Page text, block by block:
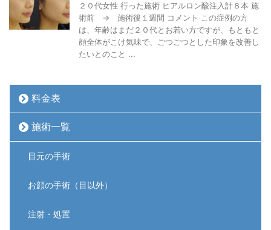
２０代女性 行った施術 ヒアルロン酸注入計８本 施
術前 → 施術後１週間 コメント この症例の方
は、年齢はまだ２０代とお若い方ですが、もともと
顔全体がこけ気味で、ごつごつとした印象を改善し
たいとのこと ...
料金表
施術一覧
目元の手術
お顔の手術（目以外）
注射・処置